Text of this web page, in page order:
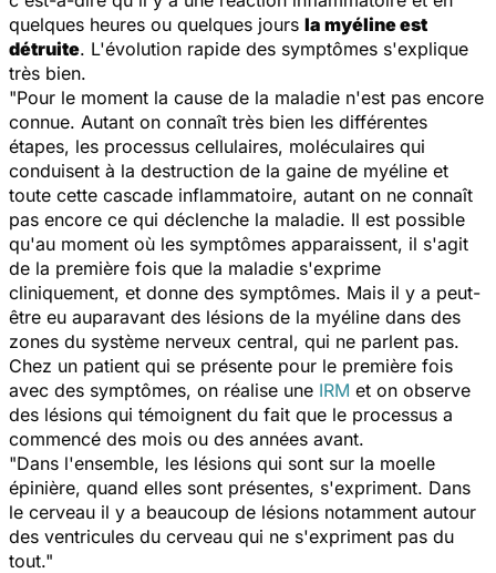
quelques heures ou quelques jours la myéline est
détruite. L'évolution rapide des symptômes s'explique
très bien.
"Pour le moment la cause de la maladie n'est pas encore
connue. Autant on connaît très bien les différentes
étapes, les processus cellulaires, moléculaires qui
conduisent à la destruction de la gaine de myéline et
toute cette cascade inflammatoire, autant on ne connaît
pas encore ce qui déclenche la maladie. Il est possible
qu'au moment où les symptômes apparaissent, il s'agit
de la première fois que la maladie s'exprime
cliniquement, et donne des symptômes. Mais il y a peut-
être eu auparavant des lésions de la myéline dans des
zones du système nerveux central, qui ne parlent pas.
Chez un patient qui se présente pour le première fois
avec des symptômes, on réalise une IRM et on observe
des lésions qui témoignent du fait que le processus a
commencé des mois ou des années avant.
"Dans l'ensemble, les lésions qui sont sur la moelle
épinière, quand elles sont présentes, s'expriment. Dans
le cerveau il y a beaucoup de lésions notamment autour
des ventricules du cerveau qui ne s'expriment pas du
tout."